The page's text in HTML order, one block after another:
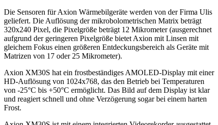
Die Sensoren für Axion Wärmebilgeräte werden von der Firma Ulis
geliefert. Die Auflösung der mikrobolometrischen Matrix beträgt
320x240 Pixel, die Pixelgröße beträgt 12 Mikrometer (ausgerechnet
aufgrund der geringeren Pixelgröße bietet Axion mit Linsen mit
gleichem Fokus einen größeren Entdeckungsbereich als Geräte mit
Matrizen von 17 oder 25 Mikrometer).
Axion XM30S hat ein frostbeständiges AMOLED-Display mit einer
HD-Auflösung von 1024x768, das den Betrieb bei Temperaturen
von -25°C bis +50°C ermöglicht. Das Bild auf dem Display ist klar
und reagiert schnell und ohne Verzögerung sogar bei einem harten
Frost.